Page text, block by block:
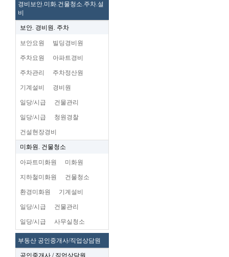
경비보안.미화.건물청소.주차.설
비
보안. 경비원. 주차
보안요원 빌딩경비원
주차요원 아파트경비
주차관리 주차정산원
기계설비 경비원
일당/시급 건물관리
일당/시급 청원경찰
건설현장경비
미화원. 건물청소
아파트미화원 미화원
지하철미화원 건물청소
환경미화원 기계설비
일당/시급 건물관리
일당/시급 사무실청소
부동산 공인중개사/직업상담원
공인중개사 / 직업상담원